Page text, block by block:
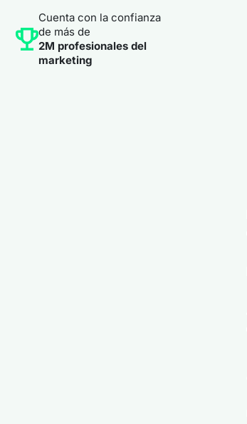
Cuenta con la confianza
de más de
2M profesionales del
marketing